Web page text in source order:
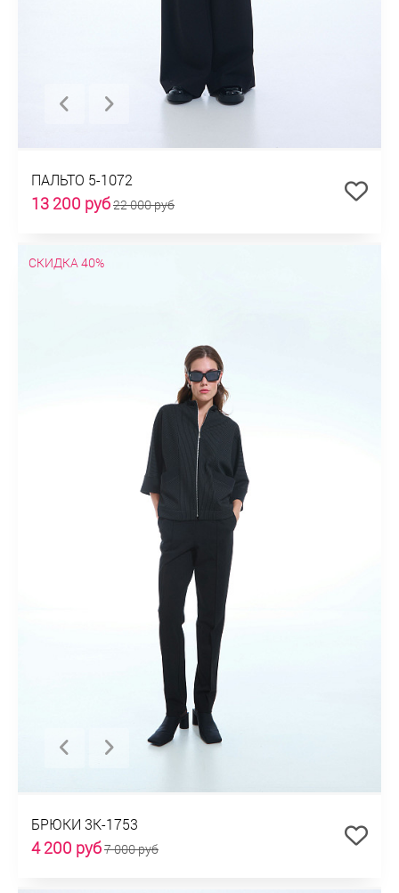
ПАЛЬТО 5-1072
13 200 руб22 000 руб
СКИДКА 40%
БРЮКИ 3К-1753
4 200 руб7 000 руб